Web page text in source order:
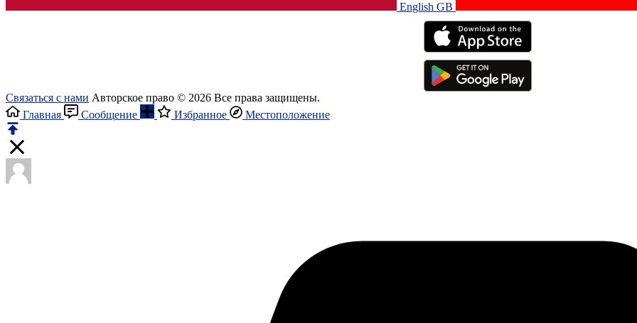
English GB‎
Связаться с нами Авторское право © 2026 Все права защищены.
Главная
Сообщение Избранное Местоположение